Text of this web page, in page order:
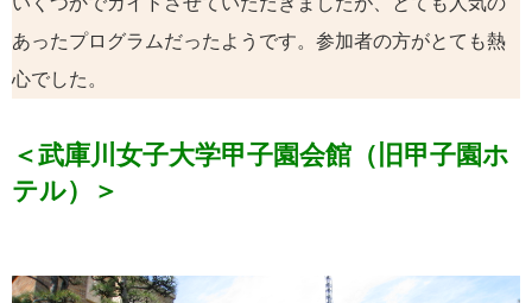
あったプログラムだったようです。参加者の方がとても熱
心でした。
＜武庫川女子大学甲子園会館（旧甲子園ホ
テル）＞